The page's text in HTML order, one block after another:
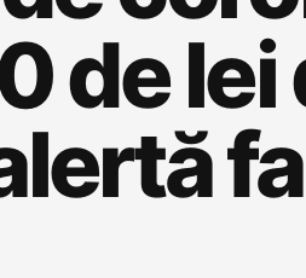
de